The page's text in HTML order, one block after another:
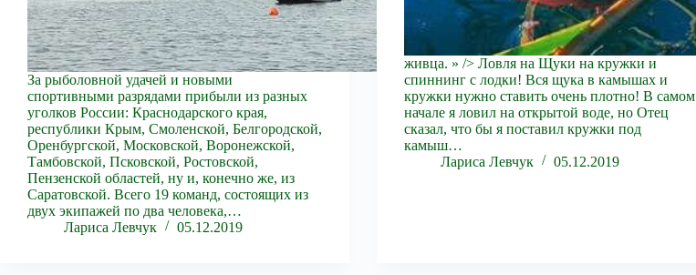
За рыболовной удачей и новыми
спортивными разрядами прибыли из разных
уголков России: Краснодарского края,
республики Крым, Смоленской, Белгородской,
Оренбургской, Московской, Воронежской,
Тамбовской, Псковской, Ростовской,
Пензенской областей, ну и, конечно же, из
Саратовской. Всего 19 команд, состоящих из
двух экипажей по два человека,…
Лариса Левчук
05.12.2019
живца. » /> Ловля на Щуки на кружки и
спиннинг с лодки! Вся щука в камышах и
кружки нужно ставить очень плотно! В самом
начале я ловил на открытой воде, но Отец
сказал, что бы я поставил кружки под
камыш…
Лариса Левчук
05.12.2019